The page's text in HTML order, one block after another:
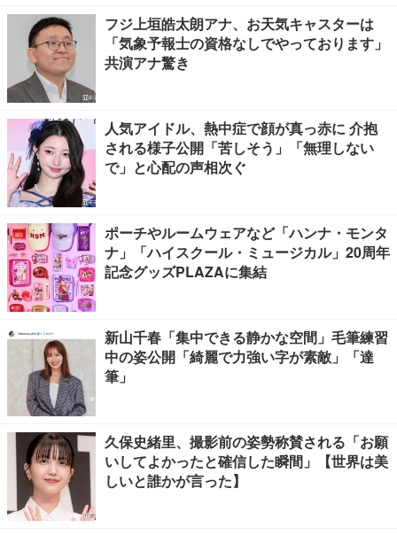
フジ上垣皓太朗アナ、お天気キャスターは
「気象予報士の資格なしでやっております」
共演アナ驚き
人気アイドル、熱中症で顔が真っ赤に 介抱
される様子公開「苦しそう」「無理しない
で」と心配の声相次ぐ
ポーチやルームウェアなど「ハンナ・モンタ
ナ」「ハイスクール・ミュージカル」20周年
記念グッズPLAZAに集結
新山千春「集中できる静かな空間」毛筆練習
中の姿公開「綺麗で力強い字が素敵」「達
筆」
久保史緒里、撮影前の姿勢称賛される「お願
いしてよかったと確信した瞬間」【世界は美
しいと誰かが言った】